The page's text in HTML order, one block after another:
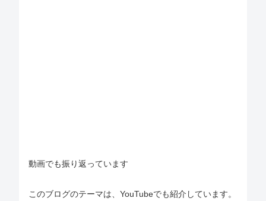
動画でも振り返っています
このブログのテーマは、YouTubeでも紹介しています。